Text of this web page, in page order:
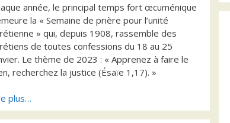
année, le principal temps fort œcuménique
la « Semaine de prière pour l’unité
» qui, depuis 1908, rassemble des
de toutes confessions du 18 au 25
Le thème de 2023 : « Apprenez à faire le
recherchez la justice (Ésaïe 1,17). »
plus…